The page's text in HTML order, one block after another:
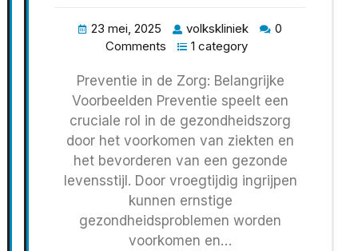
23 mei, 2025 volkskliniek
0
Comments
1 category
Preventie in de Zorg: Belangrijke
Voorbeelden Preventie speelt een
cruciale rol in de gezondheidszorg
door het voorkomen van ziekten en
het bevorderen van een gezonde
levensstijl. Door vroegtijdig ingrijpen
kunnen ernstige
gezondheidsproblemen worden
voorkomen en…